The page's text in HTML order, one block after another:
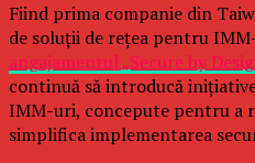
Fiind prima companie din
de soluții de rețea pentru
angajamentul „Secure by
continuă să introducă
IMM-uri, concepute pentru a
simplifica implementarea